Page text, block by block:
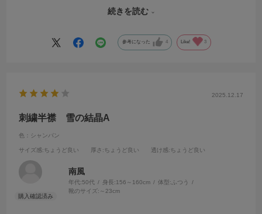
黒の小紋の着物にシルバーはよく映えます。
も素敵です。
続きを読む
参考になった 4 Like! 3
2025.12.17
刺繍半襟 雪の結晶A
色：シャンパン
サイズ感:ちょうど良い 厚さ :ちょうど良い 透け感:ちょうど良い
南風
年代:50代 身長:156～160cm 体型:ふつう
靴のサイズ: ～23cm